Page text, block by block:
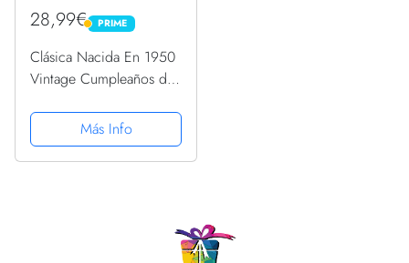
28,99€ PRIME
PRIME
Clásica Nacida En 1950
Vintage Cumpleaños de
Más Info